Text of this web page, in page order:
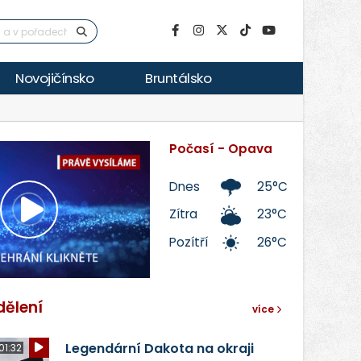
Novojičínsko Bruntálsko
Přehrát
video
Počasí - Opava
Dnes
25°C
Zítra
23°C
Pozítří
26°C
více
Legendární Dakota na okraji